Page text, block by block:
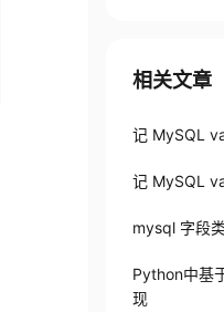
相关文章
记 MySQL
记 MySQL
mysql 字段
Python中基
现